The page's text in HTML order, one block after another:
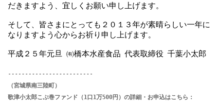
だきますよう、宜しくお願い申し上げます。
そして、皆さまにとっても２０１３年が素晴らしい一年に
なりますよう心からお祈り申し上げます。
平成２５年元旦 ㈲橋本水産食品 代表取締役 千葉小太郎
-------------------------
（宮城県南三陸町）
歌津小太郎こぶ巻ファンド（1口1万500円）の詳細・お申込はこちら：